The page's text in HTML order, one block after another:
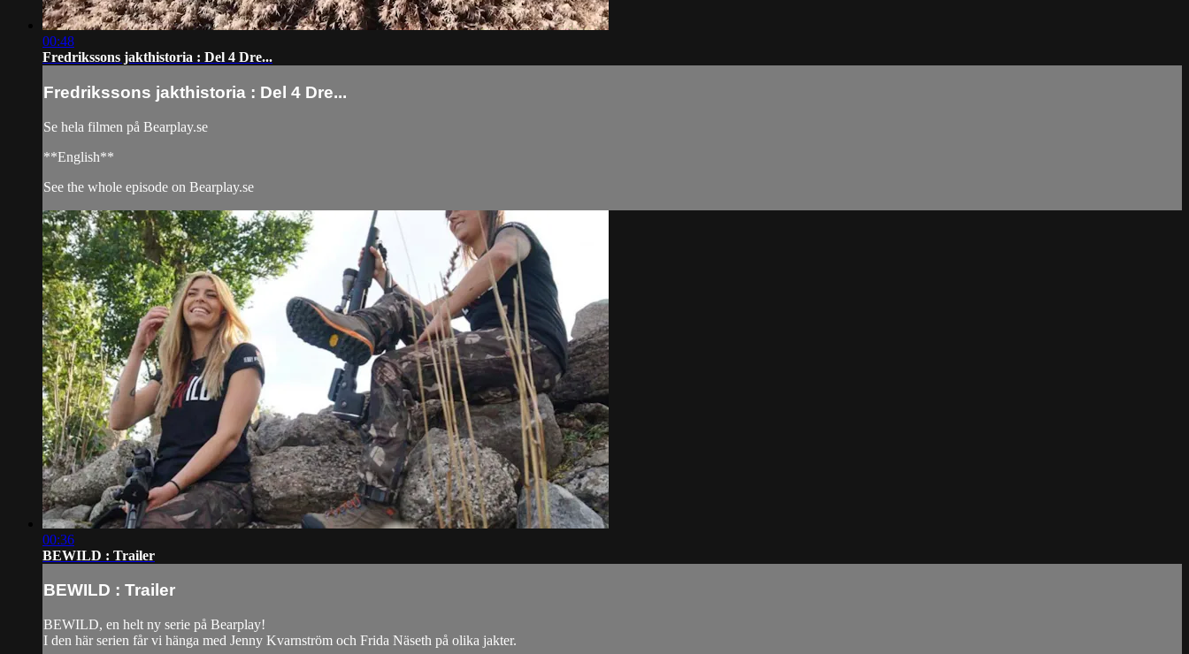
00:48
Fredrikssons jakthistoria : Del 4 Dre...
Fredrikssons jakthistoria : Del 4 Dre...
Se hela filmen på Bearplay.se
**English**
See the whole episode on Bearplay.se
00:36
BEWILD : Trailer
BEWILD : Trailer
BEWILD, en helt ny serie på Bearplay!
I den här serien får vi hänga med Jenny Kvarnström och Frida Näseth på olika jakter.